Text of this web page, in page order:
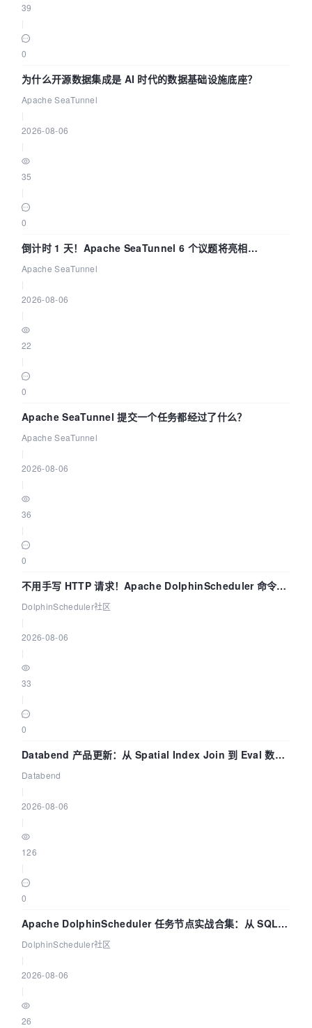
39
0
为什么开源数据集成是 AI 时代的数据基础设施底座？
Apache SeaTunnel
2026-08-06
35
0
倒计时 1 天！Apache SeaTunnel 6 个议题将亮相
Community Over Code Asia 2026
Apache SeaTunnel
2026-08-06
22
0
Apache SeaTunnel 提交一个任务都经过了什么？
Apache SeaTunnel
2026-08-06
36
0
不用手写 HTTP 请求！Apache DolphinScheduler 命令行
dsctl 两分钟上手
DolphinScheduler社区
2026-08-06
33
0
Databend 产品更新：从 Spatial Index Join 到 Eval 数据
管道
Databend
2026-08-06
126
0
Apache DolphinScheduler 任务节点实战合集：从 SQL、
DataX 到 Spark、Flink 一次配置全打通
DolphinScheduler社区
2026-08-06
26